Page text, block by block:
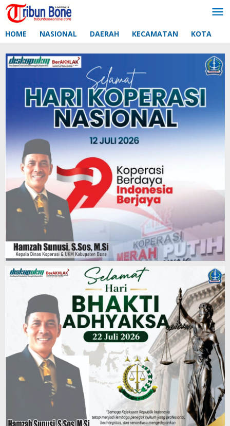
Lewati
ke
HOME NASIONAL DAERAH KECAMATAN KOTA